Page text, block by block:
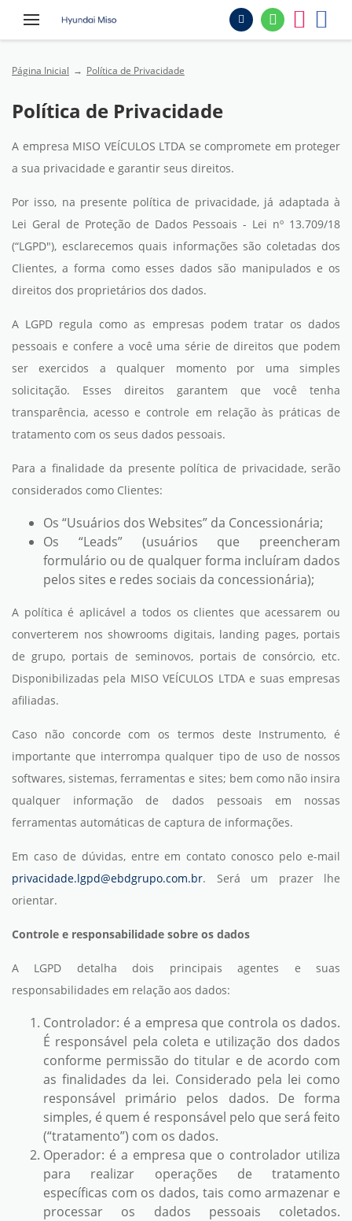
Página Inicial Política de Privacidade
Política de Privacidade
A empresa MISO VEÍCULOS LTDA se compromete em proteger
a sua privacidade e garantir seus direitos.
Por isso, na presente política de privacidade, já adaptada à
Lei Geral de Proteção de Dados Pessoais - Lei nº 13.709/18
(“LGPD"), esclarecemos quais informações são coletadas dos
Clientes, a forma como esses dados são manipulados e os
direitos dos proprietários dos dados.
A LGPD regula como as empresas podem tratar os dados
pessoais e confere a você uma série de direitos que podem
ser exercidos a qualquer momento por uma simples
solicitação. Esses direitos garantem que você tenha
transparência, acesso e controle em relação às práticas de
tratamento com os seus dados pessoais.
Para a finalidade da presente política de privacidade, serão
considerados como Clientes:
Os “Usuários dos Websites” da Concessionária;
Os “Leads” (usuários que preencheram
formulário ou de qualquer forma incluíram dados
pelos sites e redes sociais da concessionária);
A política é aplicável a todos os clientes que acessarem ou
converterem nos showrooms digitais, landing pages, portais
de grupo, portais de seminovos, portais de consórcio, etc.
Disponibilizadas pela MISO VEÍCULOS LTDA e suas empresas
afiliadas.
Caso não concorde com os termos deste Instrumento, é
importante que interrompa qualquer tipo de uso de nossos
softwares, sistemas, ferramentas e sites; bem como não insira
qualquer informação de dados pessoais em nossas
ferramentas automáticas de captura de informações.
Em caso de dúvidas, entre em contato conosco pelo e-mail
privacidade.lgpd@ebdgrupo.com.br. Será um prazer lhe
orientar.
Controle e responsabilidade sobre os dados
A LGPD detalha dois principais agentes e suas
responsabilidades em relação aos dados:
Controlador: é a empresa que controla os dados.
É responsável pela coleta e utilização dos dados
conforme permissão do titular e de acordo com
as finalidades da lei. Considerado pela lei como
responsável primário pelos dados. De forma
simples, é quem é responsável pelo que será feito
(“tratamento”) com os dados.
Operador: é a empresa que o controlador utiliza
para realizar operações de tratamento
específicas com os dados, tais como armazenar e
processar os dados pessoais coletados.